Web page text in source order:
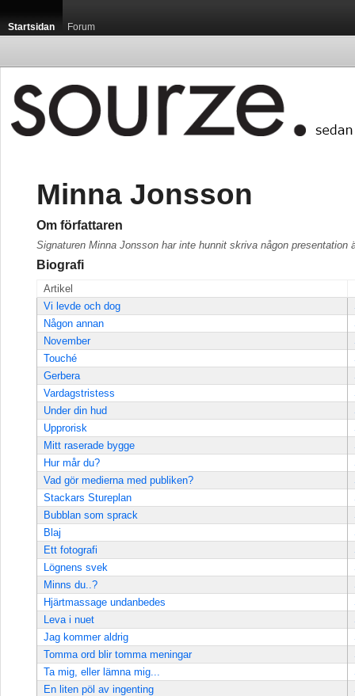
Startsidan Forum
Minna Jonsson
Om författaren
Signaturen Minna Jonsson har inte hunnit skriva någon presentation
Biografi
Artikel
Vi levde och dog
Någon annan
November
Touché
Gerbera
Vardagstristess
Under din hud
Upprorisk
Mitt raserade bygge
Hur mår du?
Vad gör medierna med publiken?
Stackars Stureplan
Bubblan som sprack
Blaj
Ett fotografi
Lögnens svek
Minns du..?
Hjärtmassage undanbedes
Leva i nuet
Jag kommer aldrig
Tomma ord blir tomma meningar
Ta mig, eller lämna mig...
En liten pöl av ingenting